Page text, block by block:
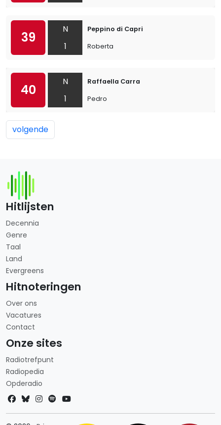
39
N
1
Peppino di Capri
Roberta
40
N
1
Raffaella Carra
Pedro
volgende
Hitlijsten
Decennia
Genre
Taal
Land
Evergreens
Hitnoteringen
Over ons
Vacatures
Contact
Onze sites
Radiotrefpunt
Radiopedia
Opderadio